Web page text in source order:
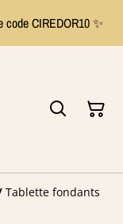
CIREDOR10 ✨
Tablette fondants